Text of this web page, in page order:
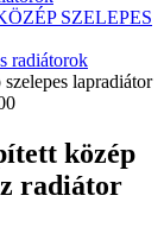
SZELEPES
radiátorok
lapradiátor
közép
radiátor